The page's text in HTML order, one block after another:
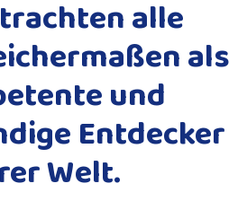
alle
als
und
Entdecker
Welt.